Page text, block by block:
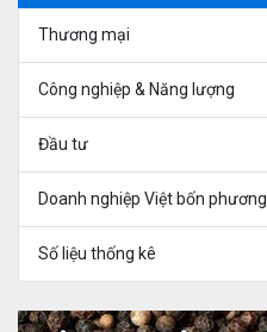
Thương mại
Công nghiệp & Năng lượng
Đầu tư
Doanh nghiệp Việt bốn phương
Số liệu thống kê